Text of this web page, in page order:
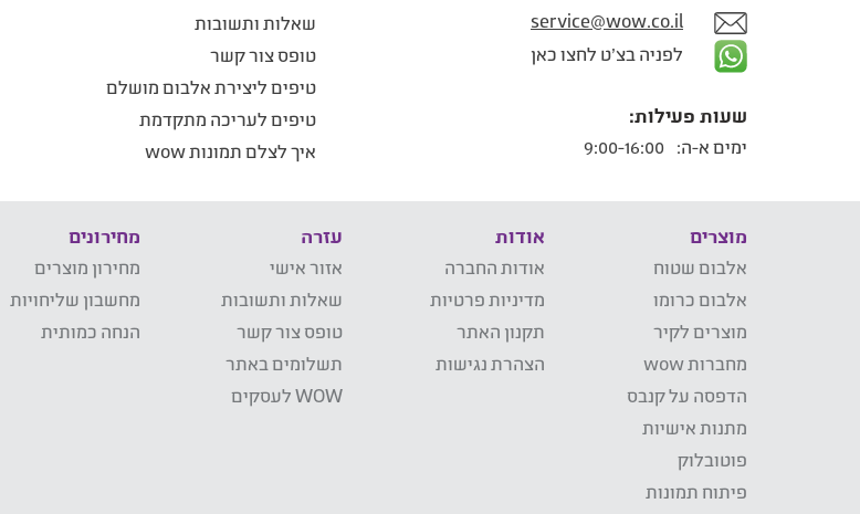
service@wow.co.il
לפניה בצ'ט לחצו כאן
שעות פעילות:
ימים א-ה:
שאלות ותשובות
טופס צור קשר
טיפים ליצירת אלבום מושלם
טיפים לעריכה מתקדמת
איך לצלם תמונות wow
מוצרים
אלבום שטוח
אלבום כרומו
מוצרים לקיר
מחברות wow
הדפסה על קנבס
מתנות אישיות
פוטובלוק
פיתוח תמונות
אודות
אודות החברה
מדיניות פרטיות
תקנון האתר
הצהרת נגישות
עזרה
אזור אישי
שאלות ותשובות
טופס צור קשר
תשלומים באתר
WOW לעסקים
מחירונים
מחירון מוצרים
מחשבון שליחויות
הנחה כמותית